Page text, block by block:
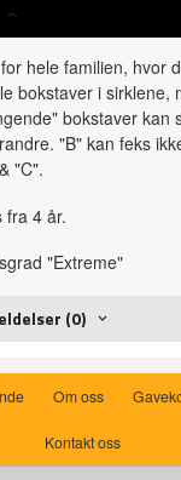
hele familien, hvor
bokstaver i sirklene,
bokstaver kan
"B" kan feks
"C".
fra 4 år.
"Extreme"
(0)
Om oss
Kontakt oss